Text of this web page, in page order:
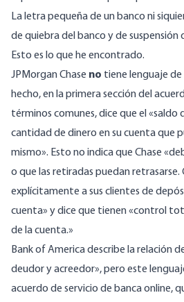
La letra pequeña de un banco ni
de quiebra del banco y de suspensión
Esto es lo que he encontrado.
JPMorgan Chase no tiene lenguaje
hecho, en la primera sección del
términos comunes, dice que el «saldo
cantidad de dinero en su cuenta que
mismo». Esto no indica que Chase
o que las retiradas puedan retrasarse.
explícitamente a sus clientes de
cuenta» y dice que tienen «control
de la cuenta.»
Bank of Americadescribe la relación
deudor y acreedor», pero este
acuerdo de servicio de bancaonline,